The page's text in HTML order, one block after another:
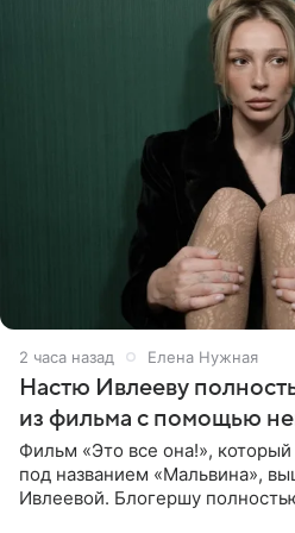
2 часа назад Елена Нужная
Настю Ивлееву
из фильма с помощью
Фильм «Это все она!»,
под названием «Мальвина»,
Ивлеевой. Блогершу